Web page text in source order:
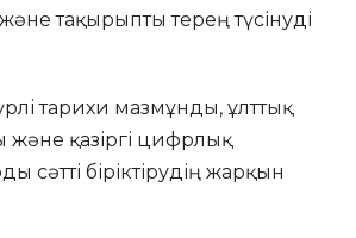
тақырыпты терең түсінуді
тарихи мазмұнды, ұлттық
және қазіргі цифрлық
сәтті біріктірудің жарқын